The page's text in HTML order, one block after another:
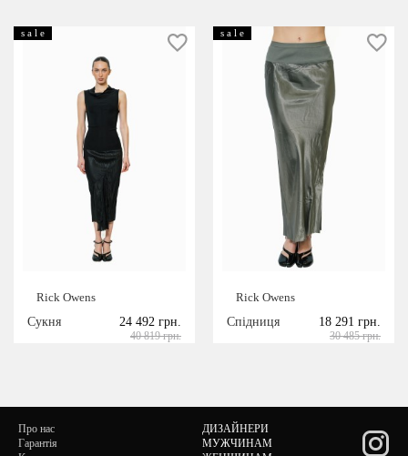
s a l e
Rick Owens
Сукня
24 492 грн.
40 819 грн.
s a l e
Rick Owens
Спідниця
18 291 грн.
30 485 грн.
Про нас
Гарантія
ДИЗАЙНЕРИ
МУЖЧИНАМ